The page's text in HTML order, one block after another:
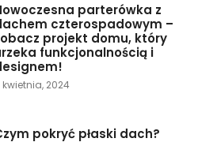
parterówka z
czterospadowym –
projekt domu, który
funkcjonalnością i
kwietnia, 2024
pokryć płaski dach?